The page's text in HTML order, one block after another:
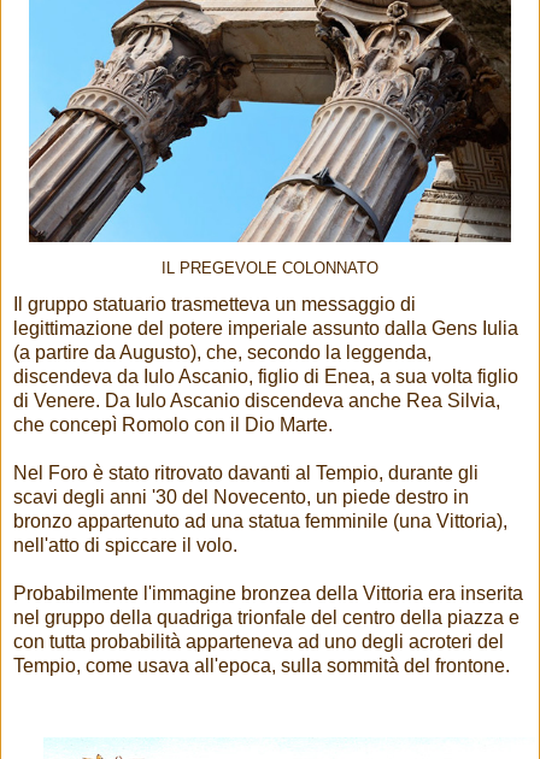
IL PREGEVOLE COLONNATO
Il gruppo statuario trasmetteva un messaggio di
legittimazione del potere imperiale assunto dalla Gens Iulia
(a partire da Augusto), che, secondo la leggenda,
discendeva da Iulo Ascanio, figlio di Enea, a sua volta figlio
di Venere. Da Iulo Ascanio discendeva anche Rea Silvia,
che concepì Romolo con il Dio Marte.
Nel Foro è stato ritrovato davanti al Tempio, durante gli
scavi degli anni '30 del Novecento, un piede destro in
bronzo appartenuto ad una statua femminile (una Vittoria),
nell'atto di spiccare il volo.
Probabilmente l'immagine bronzea della Vittoria era inserita
nel gruppo della quadriga trionfale del centro della piazza e
con tutta probabilità apparteneva ad uno degli acroteri del
Tempio, come usava all'epoca, sulla sommità del frontone.